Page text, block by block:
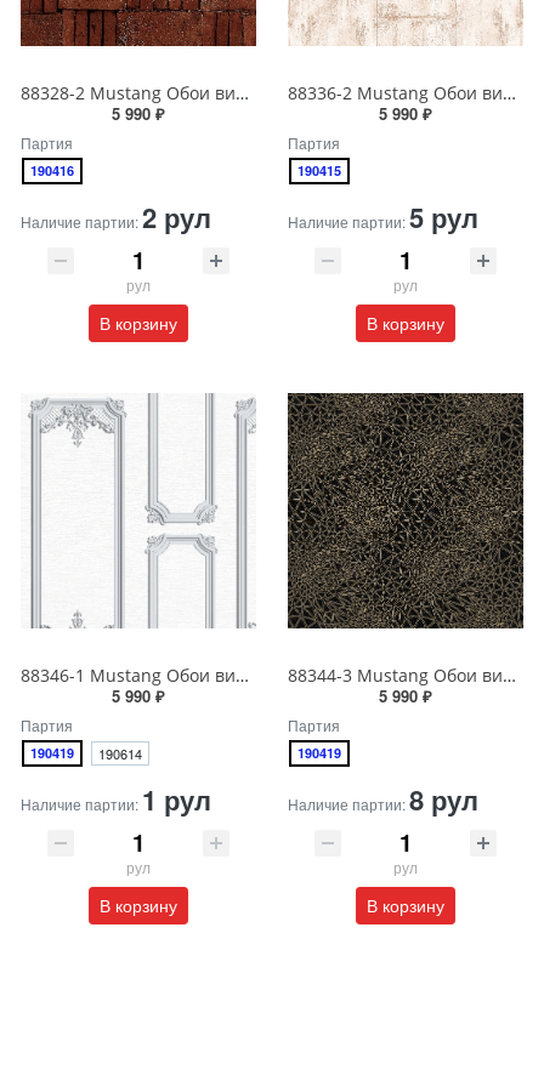
88328-2 Mustang Обои виниловые на бумажной основе 1.06*15.6
5 990 ₽
Партия
190416
Наличие партии:2 рул
рул
В корзину
88336-2 Mustang Обои виниловые на бумажной основе 1.06*15.6
5 990 ₽
Партия
190415
Наличие партии:5 рул
рул
В корзину
88346-1 Mustang Обои виниловые на бумажной основе 1.06*15.6
5 990 ₽
Партия
190419 190614
Наличие партии: 1 рул
рул
В корзину
88344-3 Mustang Обои виниловые на бумажной основе 1.06*15.6
5 990 ₽
Партия
190419
Наличие партии:8 рул
рул
В корзину